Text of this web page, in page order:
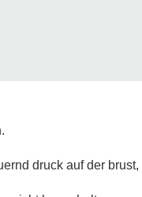
druck auf der